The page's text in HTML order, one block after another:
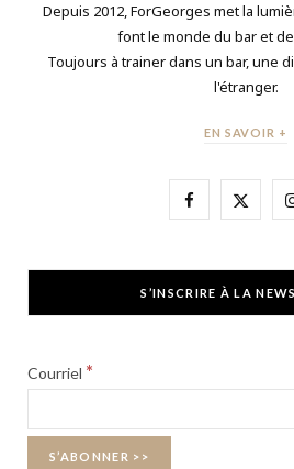
Depuis 2012, ForGeorges met la
font le monde du bar et
Toujours à trainer dans un bar, une
l'étranger.
EN SAVOIR +
F
e
X
w
S’INSCRIRE À LA
Courriel *